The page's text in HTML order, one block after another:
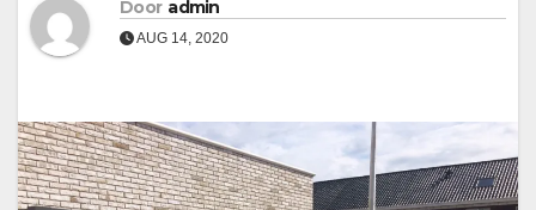
Door admin
AUG 14, 2020